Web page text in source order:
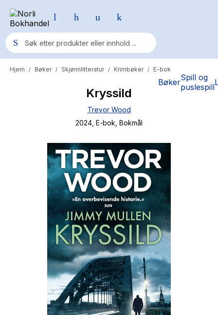
BøkerSpill og
puslespill
Populære søk
Fury Bound - Sable Sorensen
Elizabeth Strout
Hypopressiv trening
The Housemaid
Hjem / Bøker / Skjønnlitteratur / Krimbøker / E-bok
Kryssild
Trevor Wood
2024 , E-bok , Bokmål